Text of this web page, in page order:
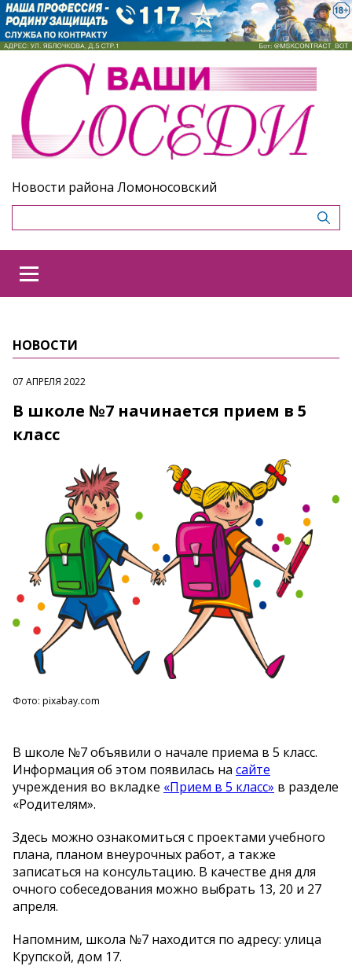
Новости района Ломоносовский
НОВОСТИ
07 АПРЕЛЯ 2022
В школе №7 начинается прием в 5
класс
Фото: pixabay.com
В школе №7 объявили о начале приема в 5 класс.
Информация об этом появилась на сайте
учреждения во вкладке «Прием в 5 класс» в разделе
«Родителям».
Здесь можно ознакомиться с проектами учебного
плана, планом внеурочных работ, а также
записаться на консультацию. В качестве дня для
очного собеседования можно выбрать 13, 20 и 27
апреля.
Напомним, школа №7 находится по адресу: улица
Крупской, дом 17.